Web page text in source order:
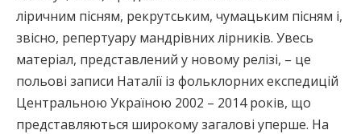
ліричним пісням, рекрутським, чумацьким пісням і,
звісно, репертуару мандрівних лірників. Увесь
матеріал, представлений у новому релізі, – це
польові записи Наталії із фольклорних експедицій
Центральною Україною 2002 – 2014 років, що
представляються широкому загалові уперше. На